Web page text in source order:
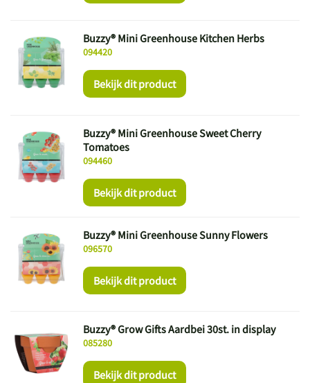
094420
Buzzy® Mini Greenhouse Kitchen Herbs
Bekijk dit product
094460
Buzzy® Mini Greenhouse Sweet Cherry
Tomatoes
Bekijk dit product
096570
Buzzy® Mini Greenhouse Sunny Flowers
Bekijk dit product
085280
Buzzy® Grow Gifts Aardbei 30st. in display
Bekijk dit product